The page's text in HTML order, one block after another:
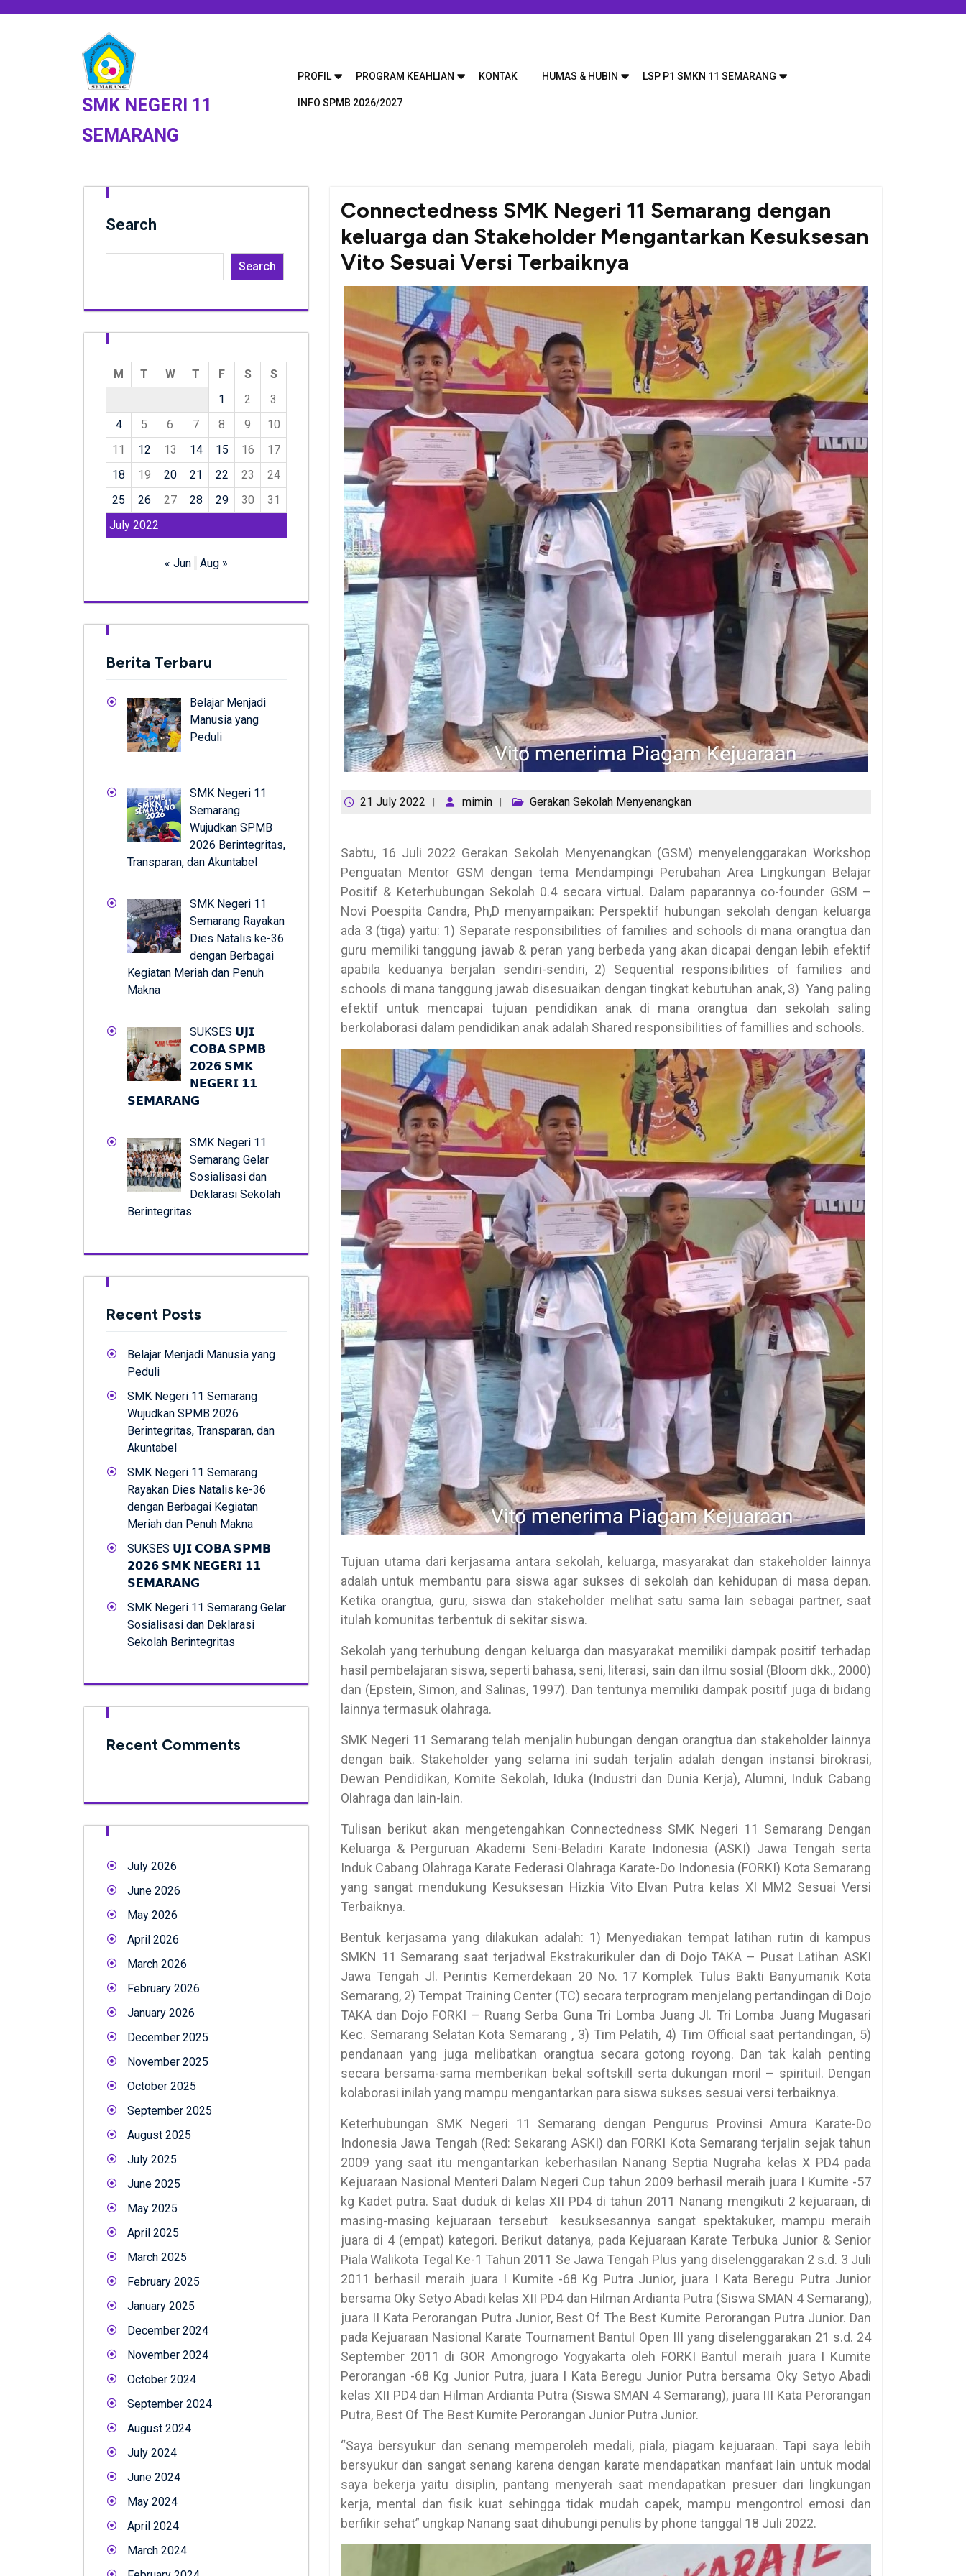
SMK NEGERI 11
SEMARANG
PROFIL PROGRAM KEAHLIAN KONTAK HUMAS & HUBIN LSP P1 SMKN 11 SEMARANG
INFO SPMB 2026/2027
Connectedness SMK Negeri 11 Semarang dengan
keluarga dan Stakeholder Mengantarkan Kesuksesan
Vito Sesuai Versi Terbaiknya
21 July 2022 mimin Gerakan Sekolah Menyenangkan
Sabtu, 16 Juli 2022 Gerakan Sekolah Menyenangkan (GSM) menyelenggarakan Workshop
Penguatan Mentor GSM dengan tema Mendampingi Perubahan Area Lingkungan Belajar
Positif & Keterhubungan Sekolah 0.4 secara virtual. Dalam paparannya co-founder GSM –
Novi Poespita Candra, Ph,D menyampaikan: Perspektif hubungan sekolah dengan keluarga
ada 3 (tiga) yaitu: 1) Separate responsibilities of families and schools di mana orangtua dan
guru memiliki tanggung jawab & peran yang berbeda yang akan dicapai dengan lebih efektif
apabila keduanya berjalan sendiri-sendiri, 2) Sequential responsibilities of families and
schools di mana tanggung jawab disesuaikan dengan tingkat kebutuhan anak, 3) Yang paling
efektif untuk mencapai tujuan pendidikan anak di mana orangtua dan sekolah saling
berkolaborasi dalam pendidikan anak adalah Shared responsibilities of famillies and schools.
Tujuan utama dari kerjasama antara sekolah, keluarga, masyarakat dan stakeholder lainnya
adalah untuk membantu para siswa agar sukses di sekolah dan kehidupan di masa depan.
Ketika orangtua, guru, siswa dan stakeholder melihat satu sama lain sebagai partner, saat
itulah komunitas terbentuk di sekitar siswa.
Sekolah yang terhubung dengan keluarga dan masyarakat memiliki dampak positif terhadap
hasil pembelajaran siswa, seperti bahasa, seni, literasi, sain dan ilmu sosial (Bloom dkk., 2000)
dan (Epstein, Simon, and Salinas, 1997). Dan tentunya memiliki dampak positif juga di bidang
lainnya termasuk olahraga.
SMK Negeri 11 Semarang telah menjalin hubungan dengan orangtua dan stakeholder lainnya
dengan baik. Stakeholder yang selama ini sudah terjalin adalah dengan instansi birokrasi,
Dewan Pendidikan, Komite Sekolah, Iduka (Industri dan Dunia Kerja), Alumni, Induk Cabang
Olahraga dan lain-lain.
Tulisan berikut akan mengetengahkan Connectedness SMK Negeri 11 Semarang Dengan
Keluarga & Perguruan Akademi Seni-Beladiri Karate Indonesia (ASKI) Jawa Tengah serta
Induk Cabang Olahraga Karate Federasi Olahraga Karate-Do Indonesia (FORKI) Kota Semarang
yang sangat mendukung Kesuksesan Hizkia Vito Elvan Putra kelas XI MM2 Sesuai Versi
Terbaiknya.
Bentuk kerjasama yang dilakukan adalah: 1) Menyediakan tempat latihan rutin di kampus
SMKN 11 Semarang saat terjadwal Ekstrakurikuler dan di Dojo TAKA – Pusat Latihan ASKI
Jawa Tengah Jl. Perintis Kemerdekaan 20 No. 17 Komplek Tulus Bakti Banyumanik Kota
Semarang, 2) Tempat Training Center (TC) secara terprogram menjelang pertandingan di Dojo
TAKA dan Dojo FORKI – Ruang Serba Guna Tri Lomba Juang Jl. Tri Lomba Juang Mugasari
Kec. Semarang Selatan Kota Semarang , 3) Tim Pelatih, 4) Tim Official saat pertandingan, 5)
pendanaan yang juga melibatkan orangtua secara gotong royong. Dan tak kalah penting
secara bersama-sama memberikan bekal softskill serta dukungan moril – spirituil. Dengan
kolaborasi inilah yang mampu mengantarkan para siswa sukses sesuai versi terbaiknya.
Keterhubungan SMK Negeri 11 Semarang dengan Pengurus Provinsi Amura Karate-Do
Indonesia Jawa Tengah (Red: Sekarang ASKI) dan FORKI Kota Semarang terjalin sejak tahun
2009 yang saat itu mengantarkan keberhasilan Nanang Septia Nugraha kelas X PD4 pada
Kejuaraan Nasional Menteri Dalam Negeri Cup tahun 2009 berhasil meraih juara I Kumite -57
kg Kadet putra. Saat duduk di kelas XII PD4 di tahun 2011 Nanang mengikuti 2 kejuaraan, di
masing-masing kejuaraan tersebut kesuksesannya sangat spektakuker, mampu meraih
juara di 4 (empat) kategori. Berikut datanya, pada Kejuaraan Karate Terbuka Junior & Senior
Piala Walikota Tegal Ke-1 Tahun 2011 Se Jawa Tengah Plus yang diselenggarakan 2 s.d. 3 Juli
2011 berhasil meraih juara I Kumite -68 Kg Putra Junior, juara I Kata Beregu Putra Junior
bersama Oky Setyo Abadi kelas XII PD4 dan Hilman Ardianta Putra (Siswa SMAN 4 Semarang),
juara II Kata Perorangan Putra Junior, Best Of The Best Kumite Perorangan Putra Junior. Dan
pada Kejuaraan Nasional Karate Tournament Bantul Open III yang diselenggarakan 21 s.d. 24
September 2011 di GOR Amongrogo Yogyakarta oleh FORKI Bantul meraih juara I Kumite
Perorangan -68 Kg Junior Putra, juara I Kata Beregu Junior Putra bersama Oky Setyo Abadi
kelas XII PD4 dan Hilman Ardianta Putra (Siswa SMAN 4 Semarang), juara III Kata Perorangan
Putra, Best Of The Best Kumite Perorangan Junior Putra Junior.
“Saya bersyukur dan senang memperoleh medali, piala, piagam kejuaraan. Tapi saya lebih
bersyukur dan sangat senang karena dengan karate mendapatkan manfaat lain untuk modal
saya bekerja yaitu disiplin, pantang menyerah saat mendapatkan presuer dari lingkungan
kerja, mental dan fisik kuat sehingga tidak mudah capek, mampu mengontrol emosi dan
berfikir sehat” ungkap Nanang saat dihubungi penulis by phone tanggal 18 Juli 2022.
Search
Search
July 2022
M T W T F S
S
1
2
3
4
5 6 7 8 9
10
11
12 13 14 15 16
17
18
19 20 21 22 23
24
25
26 27 28 29 30 31
« Jun Aug »
Berita Terbaru
Belajar Menjadi
Manusia yang
Peduli
SMK Negeri 11
Semarang
Wujudkan SPMB
2026 Berintegritas,
Transparan, dan Akuntabel
SMK Negeri 11
Semarang Rayakan
Dies Natalis ke-36
dengan Berbagai
Kegiatan Meriah dan Penuh
Makna
SUKSES 𝗨𝗝𝗜
𝗖𝗢𝗕𝗔 𝗦𝗣𝗠𝗕
𝟮𝟬𝟮𝟲 𝗦𝗠𝗞
𝗡𝗘𝗚𝗘𝗥𝗜 𝟭𝟭
𝗦𝗘𝗠𝗔𝗥𝗔𝗡𝗚
SMK Negeri 11
Semarang Gelar
Sosialisasi dan
Deklarasi Sekolah
Berintegritas
Recent Posts
Belajar Menjadi Manusia yang
Peduli
SMK Negeri 11 Semarang
Wujudkan SPMB 2026
Berintegritas, Transparan, dan
Akuntabel
SMK Negeri 11 Semarang
Rayakan Dies Natalis ke-36
dengan Berbagai Kegiatan
Meriah dan Penuh Makna
SUKSES 𝗨𝗝𝗜 𝗖𝗢𝗕𝗔 𝗦𝗣𝗠𝗕
𝟮𝟬𝟮𝟲 𝗦𝗠𝗞 𝗡𝗘𝗚𝗘𝗥𝗜 𝟭𝟭
𝗦𝗘𝗠𝗔𝗥𝗔𝗡𝗚
SMK Negeri 11 Semarang Gelar
Sosialisasi dan Deklarasi
Sekolah Berintegritas
Recent Comments
July 2026
June 2026
May 2026
April 2026
March 2026
February 2026
January 2026
December 2025
November 2025
October 2025
September 2025
August 2025
July 2025
June 2025
May 2025
April 2025
March 2025
February 2025
January 2025
December 2024
November 2024
October 2024
September 2024
August 2024
July 2024
June 2024
May 2024
April 2024
March 2024